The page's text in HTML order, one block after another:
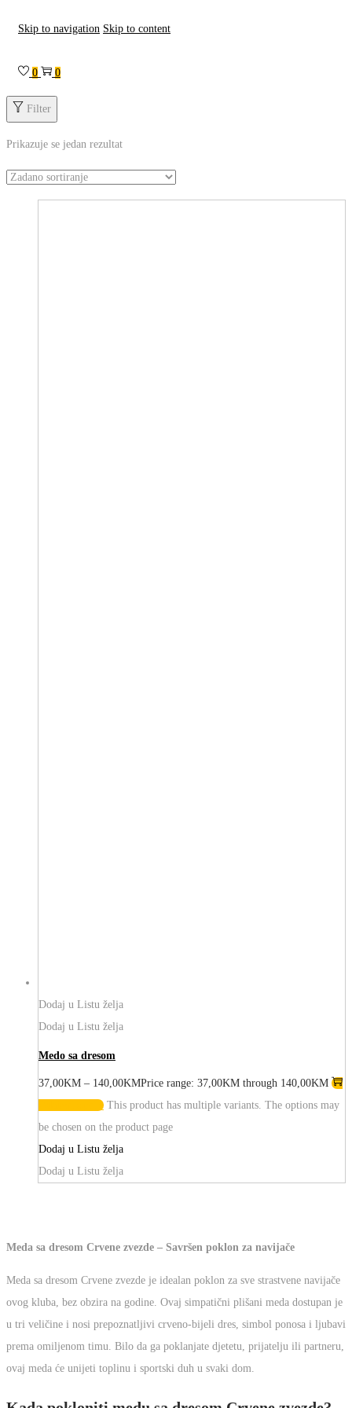
Skip to navigation Skip to content
0 0
Filter
Prikazuje se jedan rezultat
Dodaj u Listu želja
Dodaj u Listu želja
Medo sa dresom
37,00KM – 140,00KMPrice range: 37,00KM through
Odaberi opcije This product has multiple
variants. The options may be chosen on the product
page
Dodaj u Listu želja
Meda sa dresom Crvene zvezde je idealan poklon za sve
strastvene navijače ovog kluba, bez obzira na godine. Ovaj
simpatični plišani meda dostupan je u tri veličine i nosi
prepoznatljivi crveno-bijeli dres, simbol ponosa i ljubavi prema